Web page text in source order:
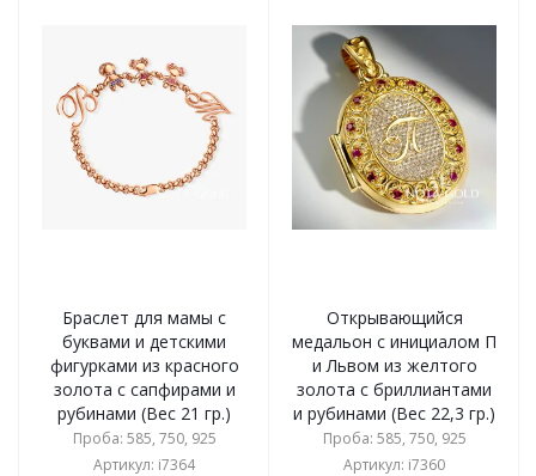
Браслет для мамы с
буквами и детскими
фигурками из красного
золота с сапфирами и
рубинами (Вес 21 гр.)
Проба: 585, 750, 925
Артикул: i7364
Открывающийся
медальон с инициалом П
и Львом из желтого
золота с бриллиантами
и рубинами (Вес 22,3 гр.)
Проба: 585, 750, 925
Артикул: i7360